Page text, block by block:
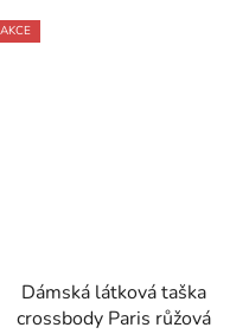
AKCE
Dámská látková taška
crossbody Paris růžová